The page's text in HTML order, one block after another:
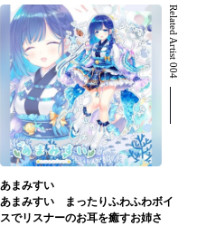
Related Artist 004
あまみすい
あまみすい まったりふわふわボイ
スでリスナーのお耳を癒すお姉さ